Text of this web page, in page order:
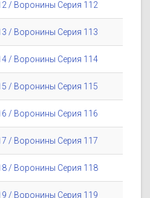
/ Воронины Серия 112
/ Воронины Серия 113
/ Воронины Серия 114
/ Воронины Серия 115
/ Воронины Серия 116
/ Воронины Серия 117
/ Воронины Серия 118
/ Воронины Серия 119